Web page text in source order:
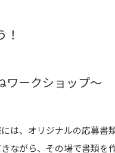
！
ークショップ～
は、オリジナルの応募書
ながら、その場で書類を